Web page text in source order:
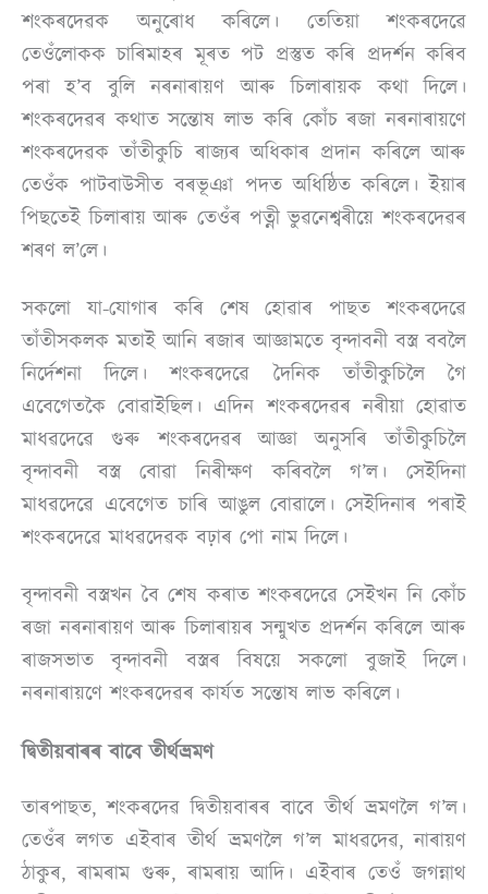
শংকৰদেৱক অনুৰোধ কৰিলে। তেতিয়া শংকৰদেৱে
তেওঁলোকক চাৰিমাহৰ মূৰত পট প্ৰস্তুত কৰি প্ৰদৰ্শন কৰিব
পৰা হ’ব বুলি নৰনাৰায়ণ আৰু চিলাৰায়ক কথা দিলে।
শংকৰদেৱৰ কথাত সন্তোষ লাভ কৰি কোঁচ ৰজা নৰনাৰায়ণে
শংকৰদেৱক তাঁতীকুচি ৰাজ্যৰ অধিকাৰ প্ৰদান কৰিলে আৰু
তেওঁক পাটবাউসীত বৰভূঞা পদত অধিষ্ঠিত কৰিলে। ইয়াৰ
পিছতেই চিলাৰায় আৰু তেওঁৰ পত্নী ভুৱনেশ্বৰীয়ে শংকৰদেৱৰ
শৰণ ল’লে।
সকলো যা-যোগাৰ কৰি শেষ হোৱাৰ পাছত শংকৰদেৱে
তাঁতীসকলক মতাই আনি ৰজাৰ আজ্ঞামতে বৃন্দাবনী বস্ত্ৰ ববলৈ
নিৰ্দেশনা দিলে। শংকৰদেৱে দৈনিক তাঁতীকুচিলৈ গৈ
এবেগেতকৈ বোৱাইছিল। এদিন শংকৰদেৱৰ নৰীয়া হোৱাত
মাধৱদেৱে গুৰু শংকৰদেৱৰ আজ্ঞা অনুসৰি তাঁতীকুচিলৈ
বৃন্দাবনী বস্ত্ৰ বোৱা নিৰীক্ষণ কৰিবলৈ গ’ল। সেইদিনা
মাধৱদেৱে এবেগেত চাৰি আঙুল বোৱালে। সেইদিনাৰ পৰাই
শংকৰদেৱে মাধৱদেৱক বঢ়াৰ পো নাম দিলে।
বৃন্দাবনী বস্ত্ৰখন বৈ শেষ কৰাত শংকৰদেৱে সেইখন নি কোঁচ
ৰজা নৰনাৰায়ণ আৰু চিলাৰায়ৰ সন্মুখত প্ৰদৰ্শন কৰিলে আৰু
ৰাজসভাত বৃন্দাবনী বস্ত্ৰৰ বিষয়ে সকলো বুজাই দিলে।
নৰনাৰায়ণে শংকৰদেৱৰ কাৰ্যত সন্তোষ লাভ কৰিলে।
দ্বিতীয়বাৰৰ বাবে তীৰ্থভ্ৰমণ
তাৰপাছত, শংকৰদেৱ দ্বিতীয়বাৰৰ বাবে তীৰ্থ ভ্ৰমণলৈ গ’ল।
তেওঁৰ লগত এইবাৰ তীৰ্থ ভ্ৰমণলৈ গ’ল মাধৱদেৱ, নাৰায়ণ
ঠাকুৰ, ৰামৰাম গুৰু, ৰামৰায় আদি। এইবাৰ তেওঁ জগন্নাথ